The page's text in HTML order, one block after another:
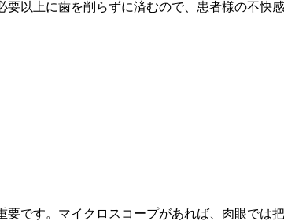
以上に歯を削らずに済むので、患者様の不快
です。マイクロスコープがあれば、肉眼では